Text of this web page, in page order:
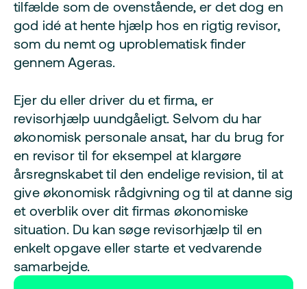
tilfælde som de ovenstående, er det dog en
god idé at hente hjælp hos en rigtig revisor,
som du nemt og uproblematisk finder
gennem Ageras.
Ejer du eller driver du et firma, er
revisorhjælp uundgåeligt. Selvom du har
økonomisk personale ansat, har du brug for
en revisor til for eksempel at klargøre
årsregnskabet til den endelige revision, til at
give økonomisk rådgivning og til at danne sig
et overblik over dit firmas økonomiske
situation. Du kan søge revisorhjælp til en
enkelt opgave eller starte et vedvarende
samarbejde.